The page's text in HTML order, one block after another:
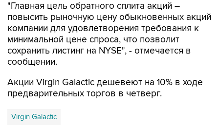
"Главная цель обратного сплита акций –
повысить рыночную цену обыкновенных акций
компании для удовлетворения требования к
минимальной цене спроса, что позволит
сохранить листинг на NYSE", - отмечается в
сообщении.
Акции Virgin Galactic дешевеют на 10% в ходе
предварительных торгов в четверг.
Virgin Galactic